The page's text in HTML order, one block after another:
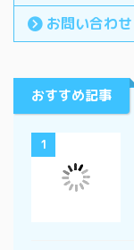
お問い合わせ
おすすめ記事
1